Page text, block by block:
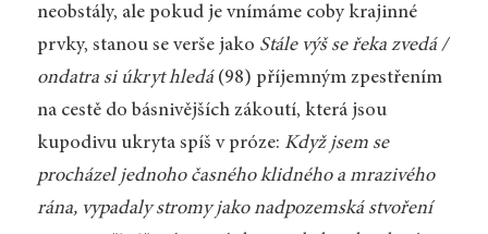
neobstály, ale pokud je vnímáme coby krajinné
prvky, stanou se verše jako Stále výš se řeka zvedá /
ondatra si úkryt hledá(98) příjemným zpestřením
na cestě do básnivějších zákoutí, která jsou
kupodivu ukryta spíš v próze: Když jsem se
procházel jednoho časného klidného a mrazivého
rána, vypadaly stromy jako nadpozemská stvoření